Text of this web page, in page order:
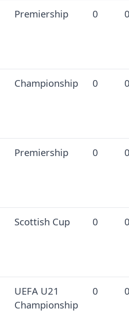
Premiership 0
Championship 0
Premiership 0
Scottish Cup 0
UEFA U21
Championship
0